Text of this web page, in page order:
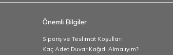
Önemli Bilgiler
Sipariş ve Teslimat Koşulları
Kaç Adet Duvar Kağıdı Almalıyım?